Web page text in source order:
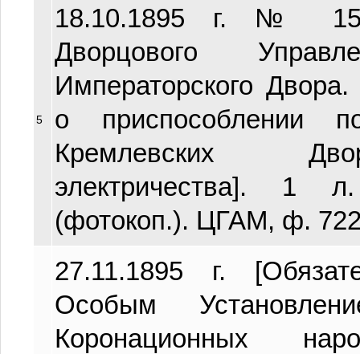
5
18.10.1895 г. №
Дворцового
Императорского
о приспособлении
Кремлевских
электричества]. 1
(фотокоп.). ЦГАМ, ф.
27.11.1895 г.
Особым
Коронационных